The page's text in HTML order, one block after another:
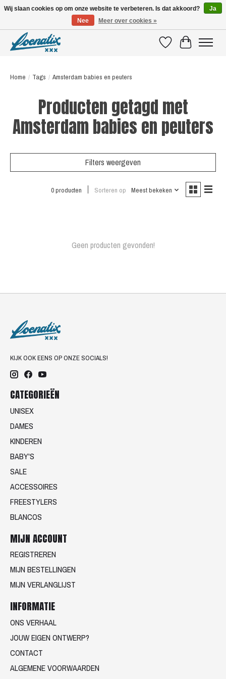
VerlanglijstWinkelwagen
Home / Tags / Amsterdam babies en peuters
Producten getagd met
Amsterdam babies en peuters
Filters weergeven
0 producten Sorteren op Meest bekeken
Geen producten gevonden!
KIJK OOK EENS OP ONZE SOCIALS!
CATEGORIEËN
UNISEX
DAMES
KINDEREN
BABY'S
SALE
ACCESSOIRES
FREESTYLERS
BLANCOS
MIJN ACCOUNT
REGISTREREN
MIJN BESTELLINGEN
MIJN VERLANGLIJST
INFORMATIE
ONS VERHAAL
JOUW EIGEN ONTWERP?
CONTACT
ALGEMENE VOORWAARDEN
Wij slaan cookies op om onze website te verbeteren. Is dat akkoord?
Ja
Nee
Meer over cookies »